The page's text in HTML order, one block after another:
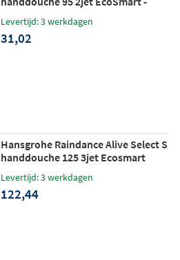
Levertijd: 3 werkdagen
31,02
Hansgrohe Raindance Alive Select S
handdouche 125 3jet Ecosmart
Levertijd: 3 werkdagen
122,44